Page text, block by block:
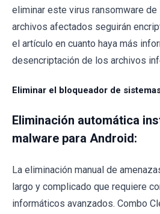
eliminar este virus ransomware
archivos afectados seguirán
el artículo en cuanto haya más
desencriptación de los archivos
Eliminar el bloqueador de
Eliminación automática
malware para Android:
La eliminación manual de
largo y complicado que requiere
informáticos avanzados. Combo